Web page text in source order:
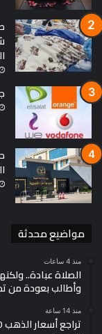
مواضيع محدثة
منذ 4 ساعات
الصلاة عبادة..
وأطالب بعودة من
منذ 14 ساعة